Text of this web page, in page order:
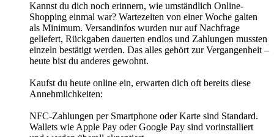
Kannst du dich noch erinnern, wie umständlich Online-
Shopping einmal war? Wartezeiten von einer Woche galten
als Minimum. Versandinfos wurden nur auf Nachfrage
geliefert, Rückgaben dauerten endlos und Zahlungen mussten
einzeln bestätigt werden. Das alles gehört zur Vergangenheit –
heute bist du anderes gewohnt.
Kaufst du heute online ein, erwarten dich oft bereits diese
Annehmlichkeiten:
NFC-Zahlungen per Smartphone oder Karte sind Standard.
Wallets wie Apple Pay oder Google Pay sind vorinstalliert